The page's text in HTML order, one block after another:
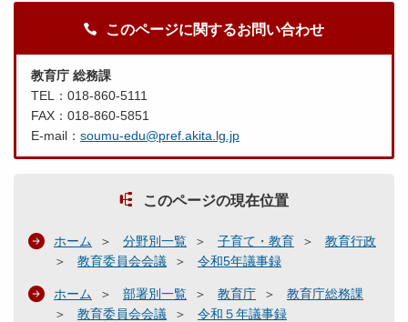
このページに関するお問い合わせ
教育庁 総務課
TEL：018-860-5111
FAX：018-860-5851
E-mail： soumu-edu@pref.akita.lg.jp
このページの現在位置
ホーム 分野別一覧 子育て・教育
教育行政
教育委員会会議
令和5年議事録
ホーム 部署別一覧 教育庁
教育庁総務課
教育委員会会議
令和５年議事録